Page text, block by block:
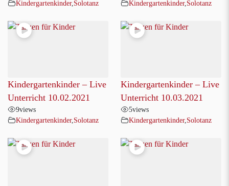
Kindergartenkinder, Solotanz Kindergartenkinder, Solotanz
Kindergartenkinder – Live
Unterricht 10.02.2021
9views
Kindergartenkinder, Solotanz
Kindergartenkinder – Live
Unterricht 10.03.2021
5views
Kindergartenkinder, Solotanz